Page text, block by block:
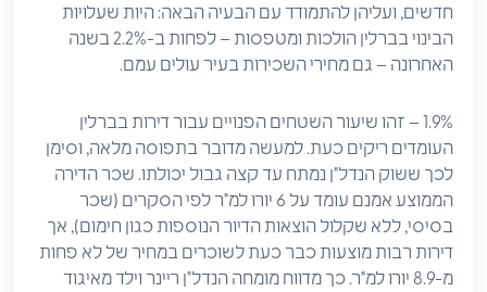
חדשים, ועליהן להתמודד עם הבעיה הבאה: היות שעלויות
הבינוי בברלין הולכות ומטפסות – לפחות ב-2.2% בשנה
האחרונה – גם מחירי השכירות בעיר עולים עמם.
1.9% – זהו שיעור השטחים הפנויים עבור דירות בברלין
העומדים ריקים כעת. למעשה מדובר בתפוסה מלאה, וסימן
לכך ששוק הנדל"ן נמתח עד קצה גבול יכולתו. שכר הדירה
הממוצע אמנם עומד על 6 יורו למ"ר לפי הסקרים (שכר
בסיסי, ללא שקלול הוצאות הדיור הנוספות כגון חימום), אך
דירות רבות מוצעות כבר כעת לשוכרים במחיר של לא פחות
מ-8.9 יורו למ"ר. כך מדווח מומחה הנדל"ן ריינר וילד מאיגוד